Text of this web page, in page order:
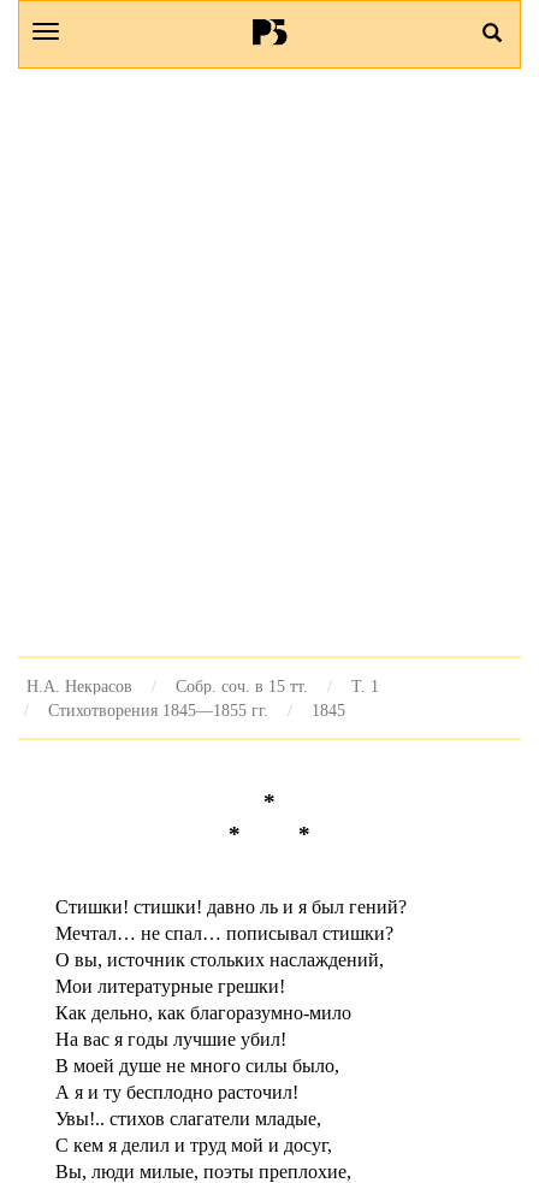
Н.А. Некрасов Собр. соч. в 15 тт.
Т. 1
Стихотворения 1845—1855 гг.
1845
*
* *
Стишки! стишки! давно ль и я был гений?
Мечтал… не спал… пописывал стишки?
О вы, источник стольких наслаждений,
Мои литературные грешки!
Как дельно, как благоразумно-мило
На вас я годы лучшие убил!
В моей душе не много силы было,
А я и ту бесплодно расточил!
Увы!.. стихов слагатели младые,
С кем я делил и труд мой и досуг,
Вы, люди милые, поэты преплохие,